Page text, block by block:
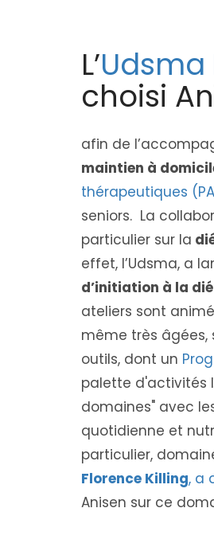
L’
choisi
afin de
maintien à
thérapeutiques
seniors. La
particulier sur la
effet, l’Udsma, a
d’initiation à la
ateliers sont
même très âgées,
outils, dont un
palette d'activités
domaines" avec
quotidienne et
particulier,
Florence Killing, a
Anisen sur ce